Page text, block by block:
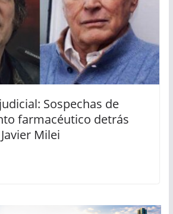
Sospechas de
farmacéutico detrás
Milei